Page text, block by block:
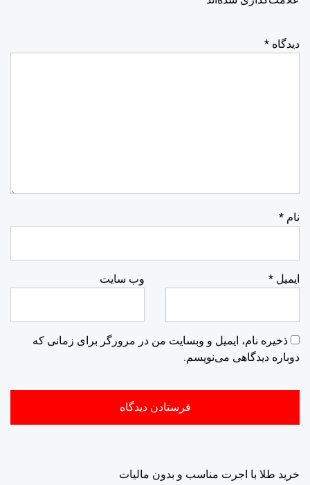
دیدگاه *
نام *
ایمیل * وب‌ سایت
ذخیره نام، ایمیل و وبسایت من در مرورگر برای زمانی که
دوباره دیدگاهی می‌نویسم.
خرید طلا با اجرت مناسب و بدون مالیات